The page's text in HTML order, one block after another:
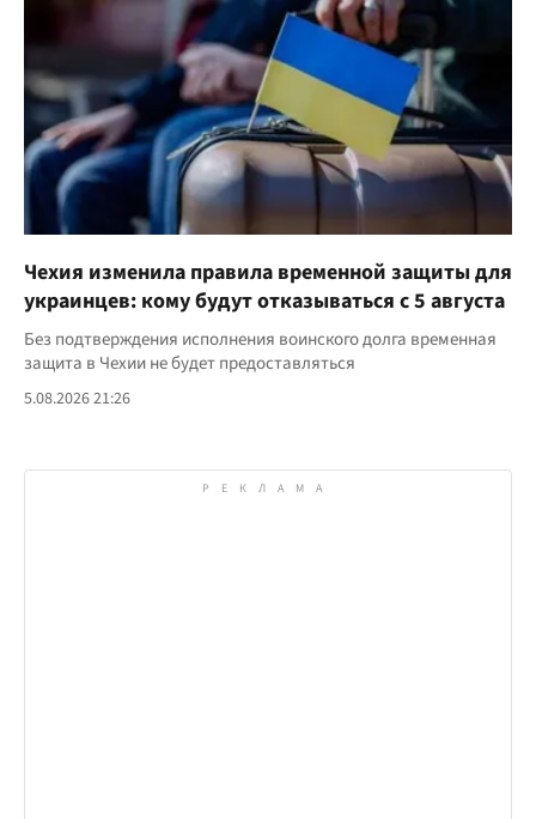
Чехия изменила правила временной защиты для
украинцев: кому будут отказываться с 5 августа
Без подтверждения исполнения воинского долга временная
защита в Чехии не будет предоставляться
5.08.2026 21:26